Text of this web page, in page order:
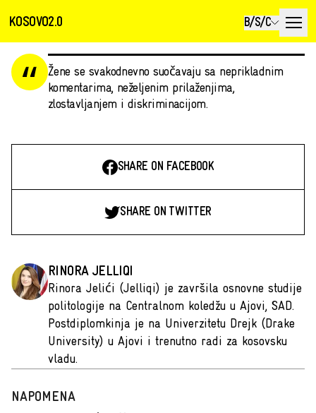
KOSOVO2.0 B/S/C
Žene se svakodnevno suočavaju sa neprikladnim
komentarima, neželjenim prilaženjima,
zlostavljanjem i diskriminacijom.
SHARE ON FACEBOOK
SHARE ON TWITTER
RINORA JELLIQI
Rinora Jelići (Jelliqi) je završila osnovne studije
politologije na Centralnom koledžu u Ajovi, SAD.
Postdiplomkinja je na Univerzitetu Drejk (Drake
University) u Ajovi i trenutno radi za kosovsku
vladu.
NAPOMENA